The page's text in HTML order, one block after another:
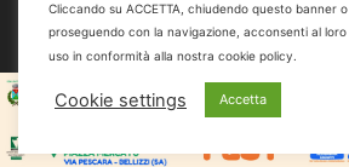
marketing@battipaglia1929.it
carminegaldi@virgilio.it
Cliccando su ACCETTA, chiudendo questo banner o
proseguendo con la navigazione, acconsenti al loro
uso in conformità alla nostra cookie policy.
Cookie settings Accetta